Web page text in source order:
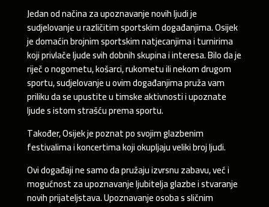
Jedan od načina za upoznavanje novih ljudi je
sudjelovanje u različitim sportskim događanjima. Osijek
je domaćin brojnim sportskim natjecanjima i turnirima
koji privlače ljude svih dobnih skupina i interesa. Bilo da je
riječ o nogometu, košarci, rukometu ili nekom drugom
sportu, sudjelovanje u ovim događanjima pruža vam
priliku da se upustite u timske aktivnosti i upoznate
ljude s istom strašću prema sportu.
Također, Osijek je poznat po svojim glazbenim
festivalima i koncertima koji okupljaju veliki broj ljudi.
Ovi događaji ne samo da pružaju izvrsnu zabavu, već i
mogućnost za upoznavanje ljubitelja glazbe i stvaranje
novih prijateljstava. Upoznavanje osoba s sličnim